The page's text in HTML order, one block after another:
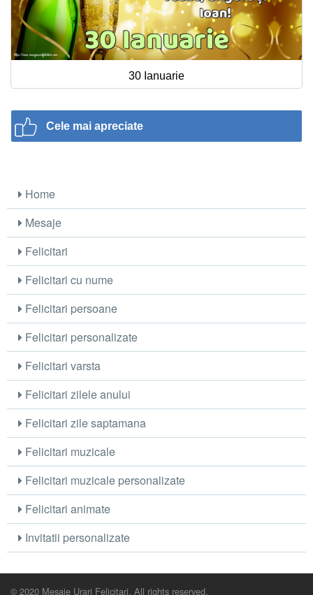
30 Ianuarie
Cele mai apreciate
Home
Mesaje
Felicitari
Felicitari cu nume
Felicitari persoane
Felicitari personalizate
Felicitari varsta
Felicitari zilele anului
Felicitari zile saptamana
Felicitari muzicale
Felicitari muzicale personalizate
Felicitari animate
Invitatii personalizate
© 2020 Mesaje Urari Felicitari. All rights reserved.